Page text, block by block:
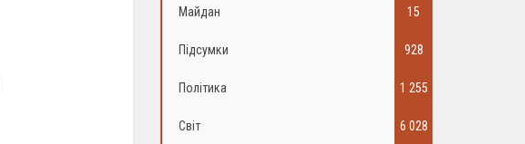
Майдан 15
Підсумки 928
Політика 1 255
Світ 6 028